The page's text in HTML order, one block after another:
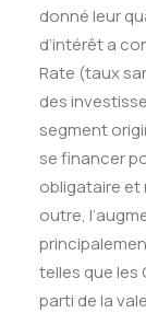
donné leur
d’intérêt a
Rate (taux
des
segment
se financer
obligataire et
outre,
telles que les
parti de la